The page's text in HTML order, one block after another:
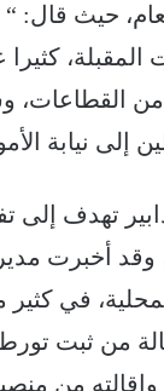
حيث قال:
المقبلة،
القطاعات،
إلى نيابة
تهدف إلى
وقد أخبرت
في كثير
من ثبت
وإقالته من